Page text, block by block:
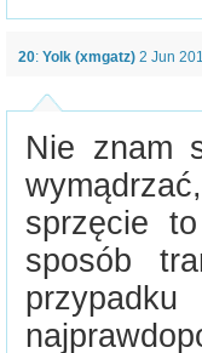
20: Yolk (xmgatz) 2 Jun
Nie znam
sprzęcie
sposób